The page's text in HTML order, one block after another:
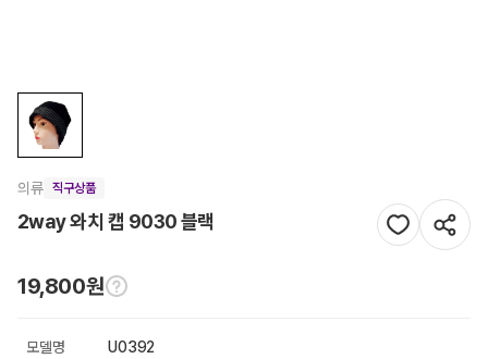
의류 직구상품
2way 와치 캡 9030 블랙
19,800원
모델명 U0392